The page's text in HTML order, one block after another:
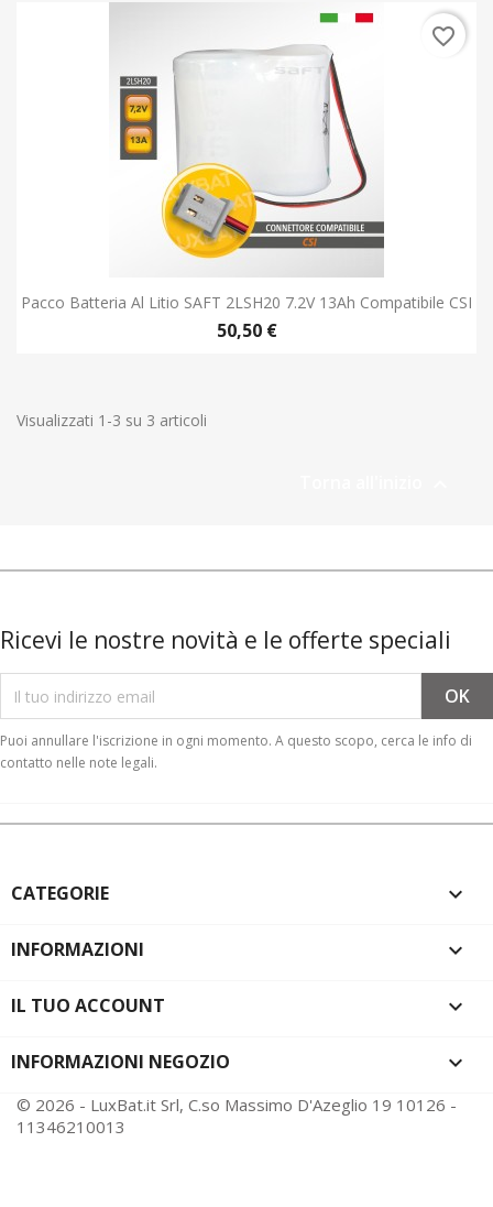
Pacco Batteria Al Litio SAFT 2LSH20 7.2V 13Ah Compatibile CSI
50,50 €
favorite_border
Visualizzati 1-3 su 3 articoli
Ricevi le nostre novità e le offerte speciali
Puoi annullare l'iscrizione in ogni momento. A questo scopo, cerca le info di
contatto nelle note legali.
CATEGORIE 
INFORMAZIONI 
IL TUO ACCOUNT 
INFORMAZIONI NEGOZIO keyboard_arrow_down
© 2026 - LuxBat.it Srl, C.so Massimo D'Azeglio 19 10126 -
11346210013